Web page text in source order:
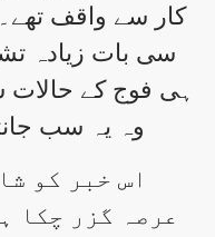
کار سے واقف
سی بات زیادہ
ہی فوج کے حالات
وہ یہ سب
عرصہ گزر چکا